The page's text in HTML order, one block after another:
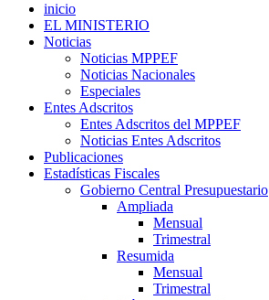
inicio
EL MINISTERIO
Noticias
Noticias MPPEF
Noticias Nacionales
Especiales
Entes Adscritos
Entes Adscritos del MPPEF
Noticias Entes Adscritos
Publicaciones
Estadísticas Fiscales
Gobierno Central Presupuestario
Ampliada
Mensual
Trimestral
Resumida
Mensual
Trimestral